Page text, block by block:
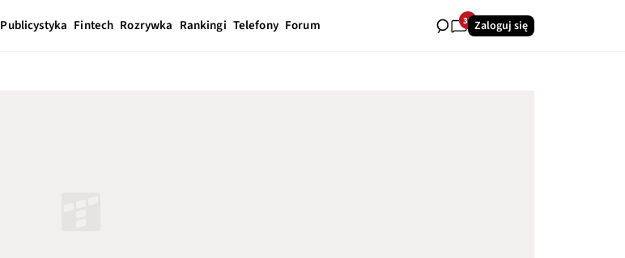
Publicystyka Fintech Rozrywka Rankingi Telefony Forum 38Zaloguj się